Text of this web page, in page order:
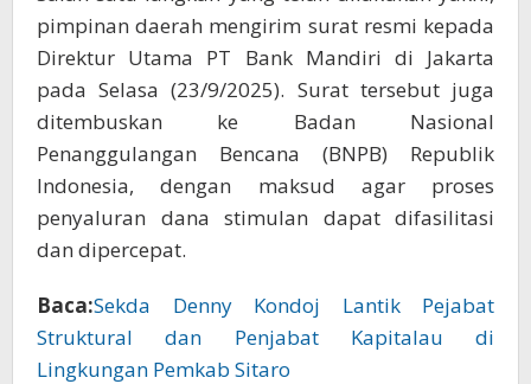
pimpinan daerah mengirim surat resmi kepada
Direktur Utama PT Bank Mandiri di Jakarta
pada Selasa (23/9/2025). Surat tersebut juga
ditembuskan ke Badan Nasional
Penanggulangan Bencana (BNPB) Republik
Indonesia, dengan maksud agar proses
penyaluran dana stimulan dapat difasilitasi
dan dipercepat.
Baca:Sekda Denny Kondoj Lantik Pejabat
Struktural dan Penjabat Kapitalau di
Lingkungan Pemkab Sitaro